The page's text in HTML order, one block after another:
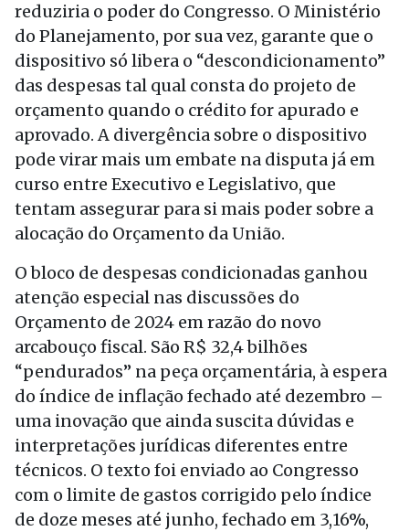
reduziria o poder do Congresso. O Ministério
do Planejamento, por sua vez, garante que o
dispositivo só libera o “descondicionamento”
das despesas tal qual consta do projeto de
orçamento quando o crédito for apurado e
aprovado. A divergência sobre o dispositivo
pode virar mais um embate na disputa já em
curso entre Executivo e Legislativo, que
tentam assegurar para si mais poder sobre a
alocação do Orçamento da União.
O bloco de despesas condicionadas ganhou
atenção especial nas discussões do
Orçamento de 2024 em razão do novo
arcabouço fiscal. São R$ 32,4 bilhões
“pendurados” na peça orçamentária, à espera
do índice de inflação fechado até dezembro –
uma inovação que ainda suscita dúvidas e
interpretações jurídicas diferentes entre
técnicos. O texto foi enviado ao Congresso
com o limite de gastos corrigido pelo índice
de doze meses até junho, fechado em 3,16%,